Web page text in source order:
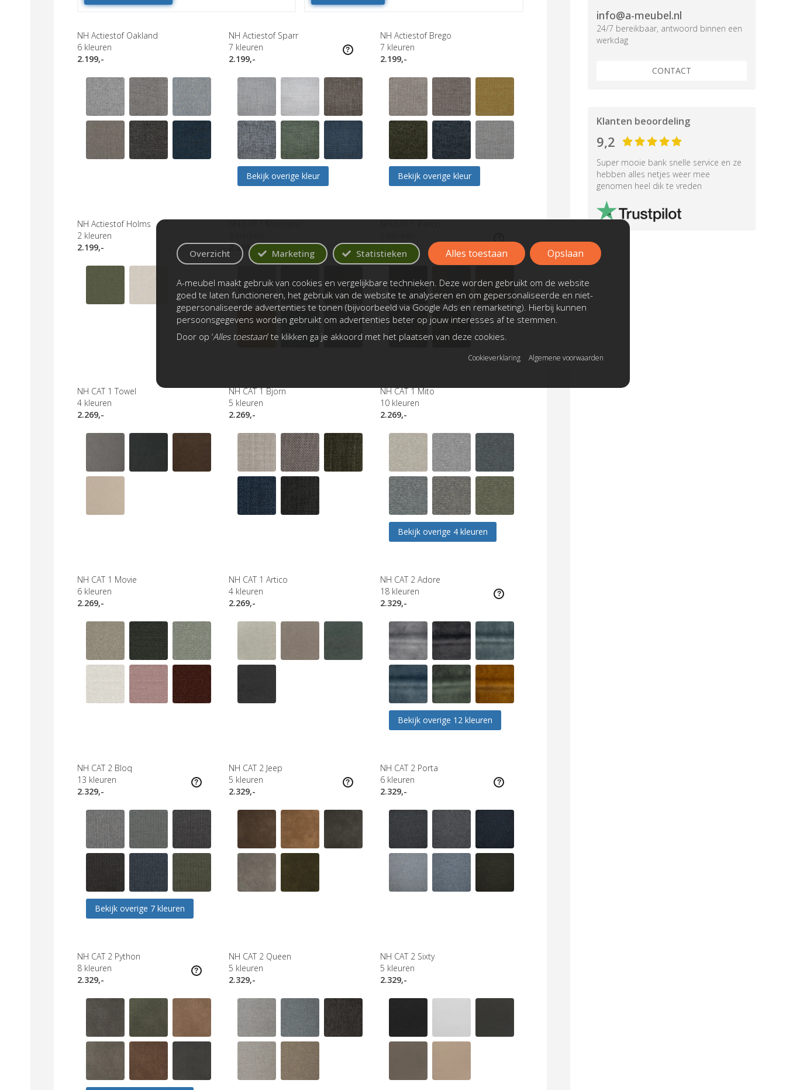
NH Actiestof Oakland
6 kleuren
2.199,-
NH Actiestof Sparr
7 kleuren
2.199,-
Bekijk overige kleur
NH Actiestof Brego
7 kleuren
2.199,-
Bekijk overige kleur
NH Actiestof Holms
2 kleuren
2.199,-
2.269,-
2.269,-
NH CAT 1 Towel
4 kleuren
2.269,-
NH CAT 1 Bjorn
5 kleuren
2.269,-
NH CAT 1 Mito
10 kleuren
2.269,-
Bekijk overige 4 kleuren
NH CAT 1 Movie
6 kleuren
2.269,-
NH CAT 1 Artico
4 kleuren
2.269,-
NH CAT 2 Adore
18 kleuren
2.329,-
Bekijk overige 12 kleuren
NH CAT 2 Bloq
13 kleuren
2.329,-
Bekijk overige 7 kleuren
NH CAT 2 Jeep
5 kleuren
2.329,-
NH CAT 2 Porta
6 kleuren
2.329,-
NH CAT 2 Python
8 kleuren
2.329,-
NH CAT 2 Queen
5 kleuren
2.329,-
NH CAT 2 Sixty
5 kleuren
2.329,-
info@a-meubel.nl
24/7 bereikbaar, antwoord binnen een
werkdag
CONTACT
Klanten beoordeling
9,2
Super mooie bank snelle service en ze
hebben alles netjes weer mee
genomen heel dik te vreden
Overzicht Marketing Statistieken
A-meubel maakt gebruik van cookies en vergelijkbare technieken. Deze worden gebruikt om de website
goed te laten functioneren, het gebruik van de website te analyseren en om gepersonaliseerde en niet-
gepersonaliseerde advertenties te tonen (bijvoorbeeld via Google Ads en remarketing). Hierbij kunnen
persoonsgegevens worden gebruikt om advertenties beter op jouw interesses af te stemmen.
Door op ‘Alles toestaan’ te klikken ga je akkoord met het plaatsen van deze cookies.
Alles toestaan Opslaan
Cookieverklaring Algemene voorwaarden